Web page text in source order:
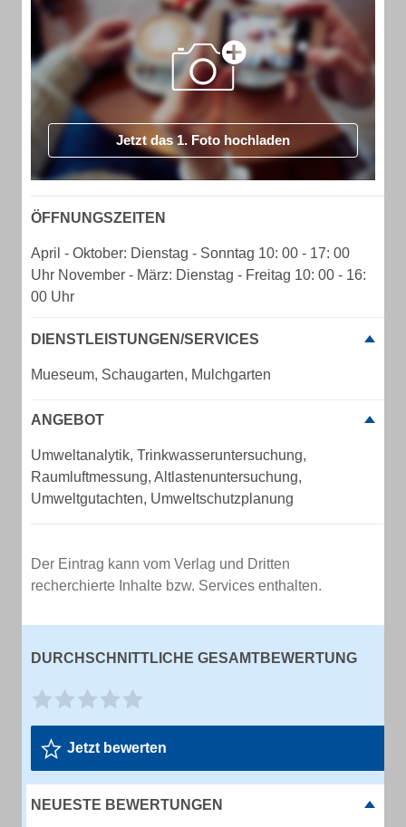
Jetzt das 1. Foto hochladen
ÖFFNUNGSZEITEN
April - Oktober: Dienstag - Sonntag 10: 00 - 17: 00
Uhr November - März: Dienstag - Freitag 10: 00 - 16:
00 Uhr
DIENSTLEISTUNGEN/SERVICES
Mueseum, Schaugarten, Mulchgarten
ANGEBOT
Umweltanalytik, Trinkwasseruntersuchung,
Raumluftmessung, Altlastenuntersuchung,
Umweltgutachten, Umweltschutzplanung
Der Eintrag kann vom Verlag und Dritten
recherchierte Inhalte bzw. Services enthalten.
DURCHSCHNITTLICHE GESAMTBEWERTUNG
Jetzt bewerten
NEUESTE BEWERTUNGEN